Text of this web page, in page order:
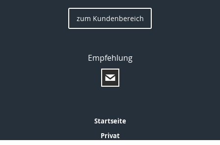
zum Kundenbereich
Empfehlung
Startseite
Privat